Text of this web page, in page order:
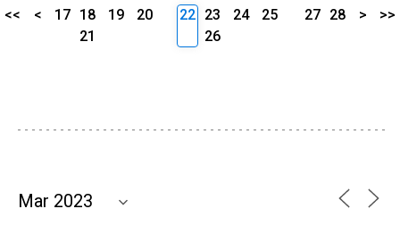
<< < 17 18 19
20
21
22 23 24
25
26
27 28 > >>